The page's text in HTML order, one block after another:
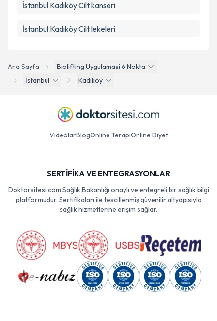
Ana Sayfa
Biolifting Uygulamasi 6 Nokta
İstanbul
Kadıköy
İstanbul Kadıköy Cilt kanseri
İstanbul Kadıköy Cilt lekeleri
VideolarBlogOnline TerapiOnline Diyet
SERTİFİKA VE ENTEGRASYONLAR
Doktorsitesi.com Sağlık Bakanlığı onaylı ve entegreli bir sağlık bilgi
platformudur. Sertifikaları ile tescillenmiş güvenilir altyapısıyla
sağlık hizmetlerine erişim sağlar.